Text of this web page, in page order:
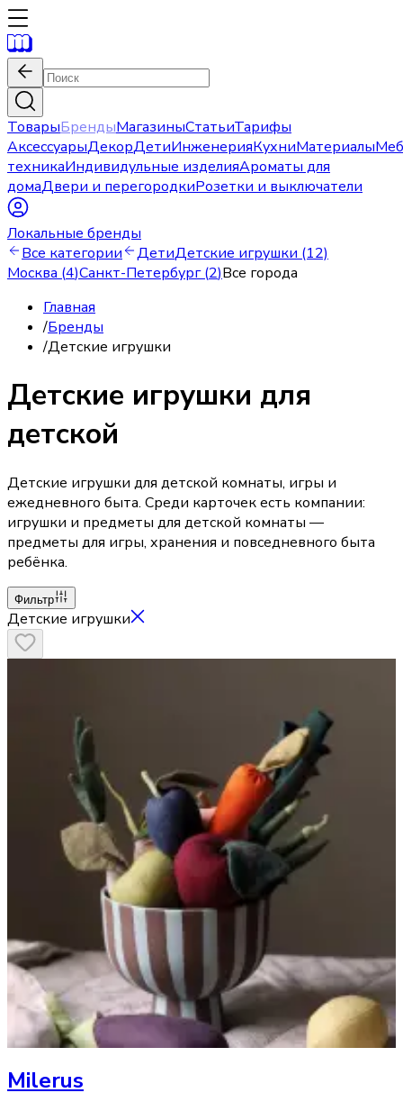
ТоварыБрендыМагазиныСтатьиТарифы
АксессуарыДекорДетиИнженерияКухниМатериалы
техникаИндивидульные изделияАроматы для
домаДвери и перегородкиРозетки и выключатели
Локальные бренды
Все категории
ДетиДетские игрушки (12)
Москва (4)Санкт-Петербург(2)Все города
Главная
/Бренды
/Детские игрушки
Детские игрушки для
детской
Детские игрушки для детской комнаты, игры и
ежедневного быта. Среди карточек есть компании:
игрушки и предметы для детской комнаты —
предметы для игры, хранения и повседневного быта
ребёнка.
Фильтр
Детские игрушки
Milerus